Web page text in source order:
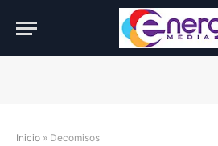
Inicio » Decomisos